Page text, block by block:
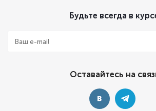
Будьте всегда в
Оставайтесь на